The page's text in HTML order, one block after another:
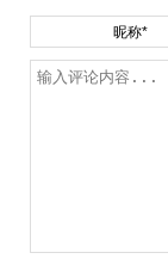
昵称*